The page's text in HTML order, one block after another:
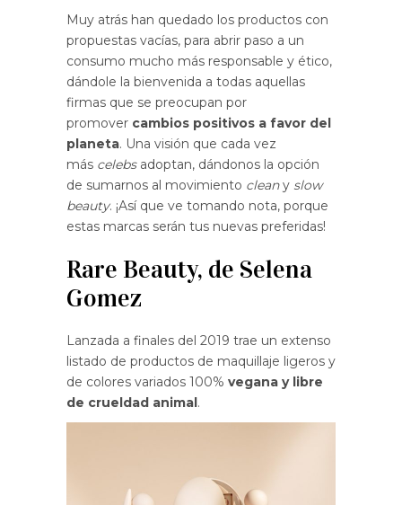
Muy atrás han quedado los productos con
propuestas vacías, para abrir paso a un
consumo mucho más responsable y ético,
dándole la bienvenida a todas aquellas
firmas que se preocupan por
promover cambios positivos a favor del
planeta. Una visión que cada vez
más celebsadoptan, dándonos la opción
de sumarnos al movimiento cleany slow
beauty. ¡Así que ve tomando nota, porque
estas marcas serán tus nuevas preferidas!
Rare Beauty, de Selena
Gomez
Lanzada a finales del 2019 trae un extenso
listado de productos de maquillaje ligeros y
de colores variados 100% vegana y libre
de crueldad animal .